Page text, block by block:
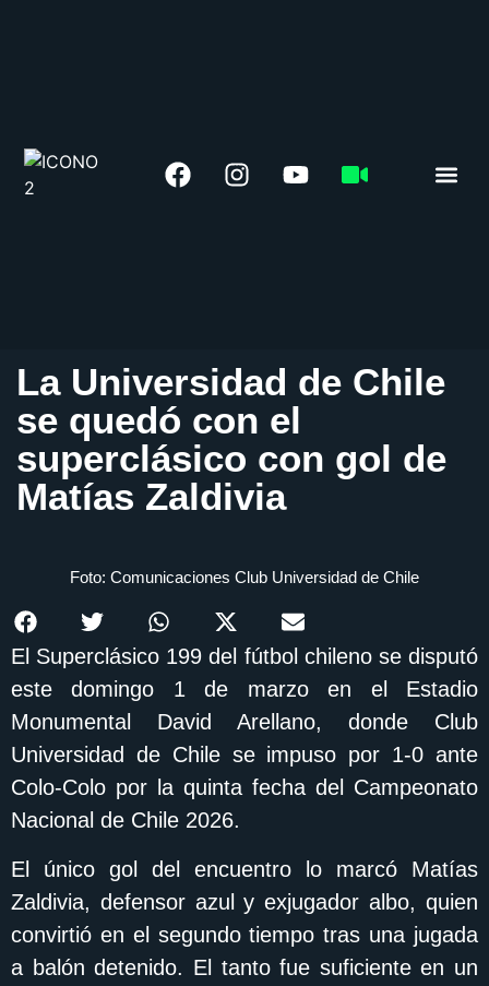
La Universidad de Chile
se quedó con el
superclásico con gol de
Matías Zaldivia
Foto: Comunicaciones Club Universidad de Chile
El Superclásico 199 del fútbol chileno se disputó
este domingo 1 de marzo en el Estadio
Monumental David Arellano, donde Club
Universidad de Chilese impuso por 1-0 ante
Colo-Colo por la quinta fecha del Campeonato
Nacional de Chile 2026.
El único gol del encuentro lo marcó Matías
Zaldivia, defensor azul y exjugador albo, quien
convirtió en el segundo tiempo tras una jugada
a balón detenido. El tanto fue suficiente en un